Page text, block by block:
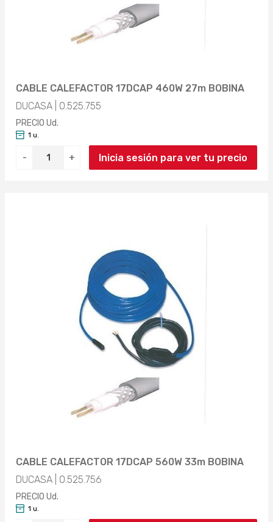
CABLE CALEFACTOR 17DCAP 460W 27m BOBINA
DUCASA | 0.525.755
PRECIO Ud.
- +
1 u.
Inicia sesión para ver tu precio
CABLE CALEFACTOR 17DCAP 560W 33m BOBINA
DUCASA | 0.525.756
PRECIO Ud.
1 u.